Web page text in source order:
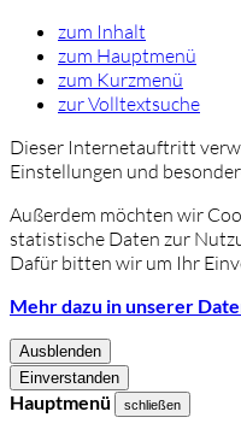
zum Inhalt
zum Hauptmenü
zum Kurzmenü
zur Volltextsuche
Dieser Internetauftritt
Einstellungen und
Außerdem möchten wir
statistische Daten zur
Dafür bitten wir um Ihr
Mehr dazu in unserer
Ausblenden
Einverstanden
Hauptmenü schließen